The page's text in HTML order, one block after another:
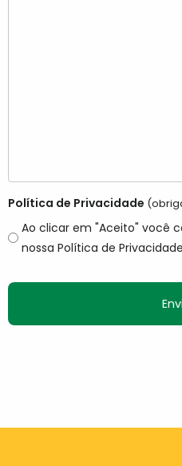
Política de Privacidade
Ao clicar em "Aceito" você
nossa Política de